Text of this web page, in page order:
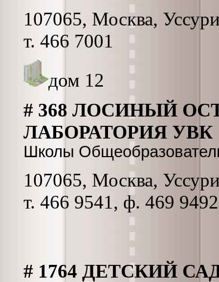
107065, Москва,
т. 466 7001
дом 12
# 368 ЛОСИНЫЙ
ЛАБОРАТОРИЯ УВК
Школы
107065, Москва,
т. 466 9541, ф. 469 9492
# 1764 ДЕТСКИЙ